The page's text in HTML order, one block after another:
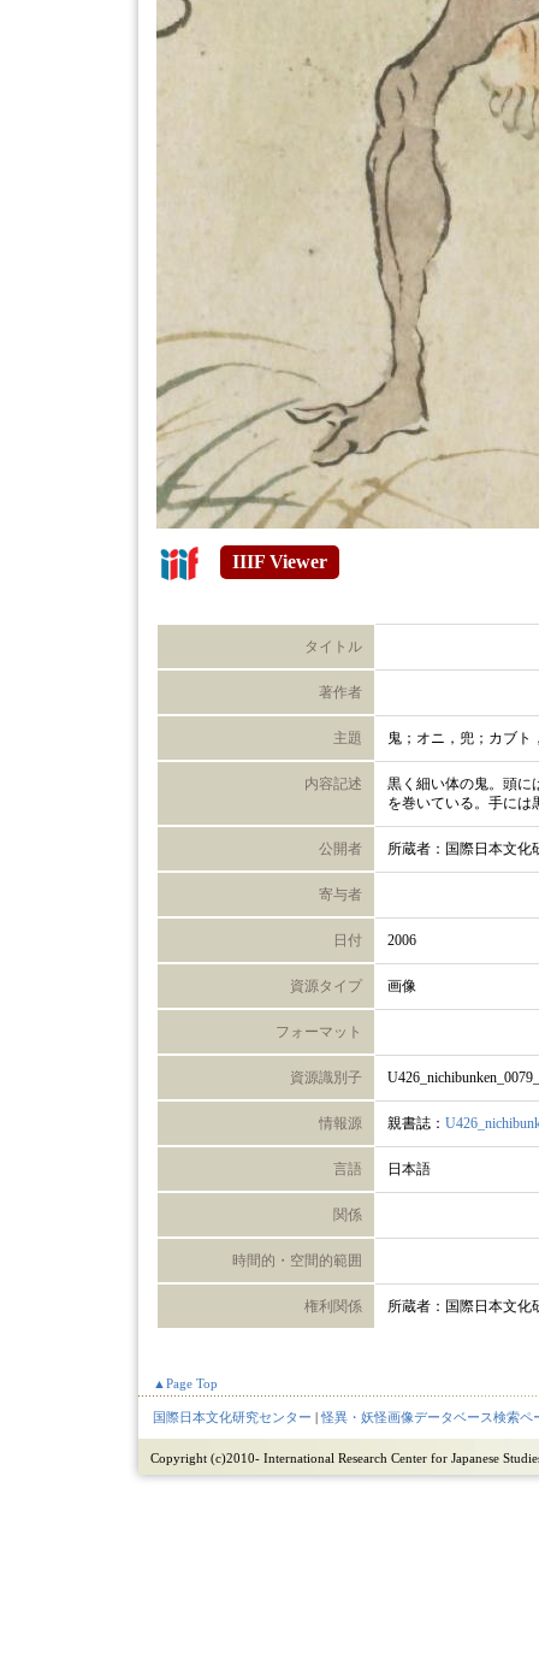
IIIF Viewer
タイトル
著作者
主題 鬼；オニ，兜；カブト
内容記述
黒く細い体の鬼。頭に
を巻いている。手には
公開者 所蔵者：国際日本文化
寄与者
日付 2006
資源タイプ 画像
フォーマット
資源識別子
情報源 親書誌：
言語 日本語
関係
時間的・空間的範囲
権利関係 所蔵者：国際日本文化
▲Page Top
国際日本文化研究センター |怪異・妖怪画像データベース検索ペ
Copyright (c)2010- International Research Center for Japanese